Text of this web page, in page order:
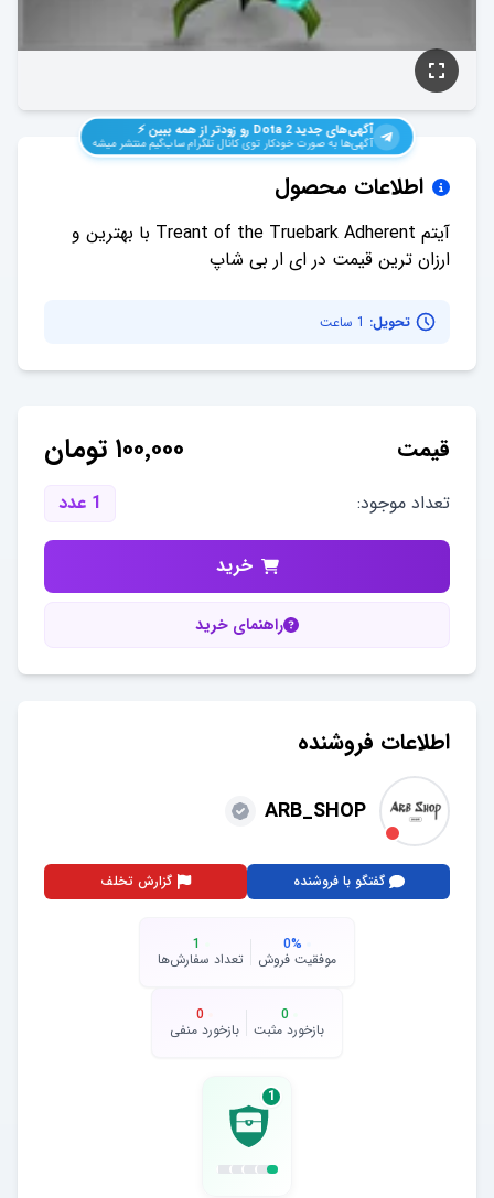
آگهی‌های جدیدDota 2 رو زودتر از همه ببین ⚡️
آگهی‌ها به صورت خودکار توی کانال تلگرام ساب‌گیم منتشر میشه
اطلاعات محصول
آیتم Treant of the Truebark Adherent با بهترین و
ارزان ترین قیمت در ای ار بی شاپ
تحویل: 1 ساعت
قیمت ۱۰۰٬۰۰۰ تومان
تعداد موجود: 1 عدد
خرید
راهنمای خرید
اطلاعات فروشنده
ARB_SHOP
گفتگو با فروشنده گزارش تخلف
0%
موفقیت فروش
1
تعداد سفارش‌ها
0
بازخورد مثبت
0
بازخورد منفی
1